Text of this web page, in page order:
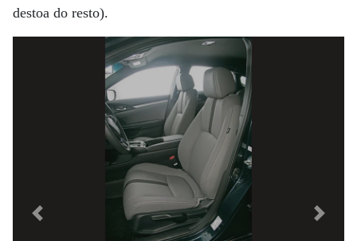
destoa do resto).
Previous Next